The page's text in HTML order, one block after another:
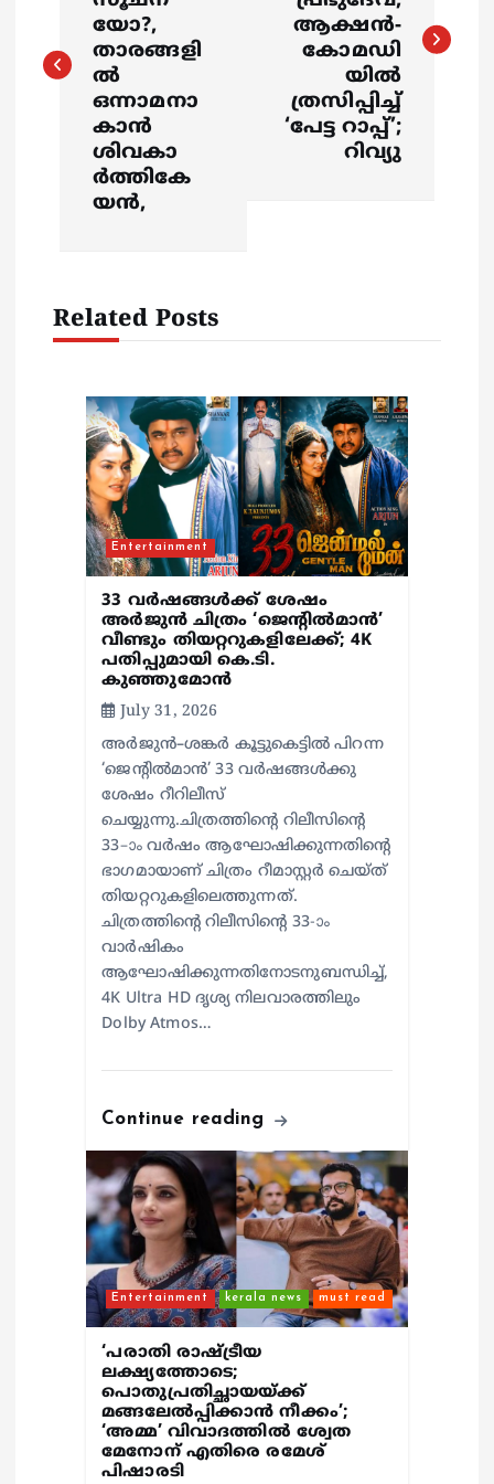
t
g
യോ?,
താരങ്ങളി
ല്‍
ഒന്നാമനാ
കാൻ
ശിവകാ
ര്‍ത്തികേ
യൻ,
ആക്ഷന്‍-
കോമഡി
യില്‍
ത്രസിപ്പിച്ച്
‘പേട്ട റാപ്പ്’;
റിവ്യു
Related Posts
Entertainment
33 വർഷങ്ങൾക്ക് ശേഷം
അർജുൻ ചിത്രം ‘ജെന്റിൽമാൻ’
വീണ്ടും തിയറ്ററുകളിലേക്ക്; 4K
പതിപ്പുമായി കെ.ടി.
കുഞ്ഞുമോൻ
July 31, 2026
അർജുൻ–ശങ്കർ കൂട്ടുകെട്ടിൽ പിറന്ന
‘ജെന്റിൽമാൻ’ 33 വർഷങ്ങൾക്കു
ശേഷം റീറിലീസ്
ചെയ്യുന്നു.ചിത്രത്തിന്റെ റിലീസിന്റെ
33–ാം വർഷം ആഘോഷിക്കുന്നതിന്റെ
ഭാഗമായാണ് ചിത്രം റീമാസ്റ്റർ ചെയ്ത്
തിയറ്ററുകളിലെത്തുന്നത്.
ചിത്രത്തിന്റെ റിലീസിന്റെ 33-ാം
വാർഷികം
ആഘോഷിക്കുന്നതിനോടനുബന്ധിച്ച്,
4K Ultra HD ദൃശ്യ നിലവാരത്തിലും
Dolby Atmos…
Continue reading
Entertainment kerala news must read
‘പരാതി രാഷ്ട്രീയ
ലക്ഷ്യത്തോടെ;
പൊതുപ്രതിച്ഛായയ്ക്ക്
മങ്ങലേല്‍പ്പിക്കാന്‍ നീക്കം’;
‘അമ്മ’ വിവാദത്തില്‍ ശ്വേത
മേനോന് എതിരെ രമേശ്
പിഷാരടി